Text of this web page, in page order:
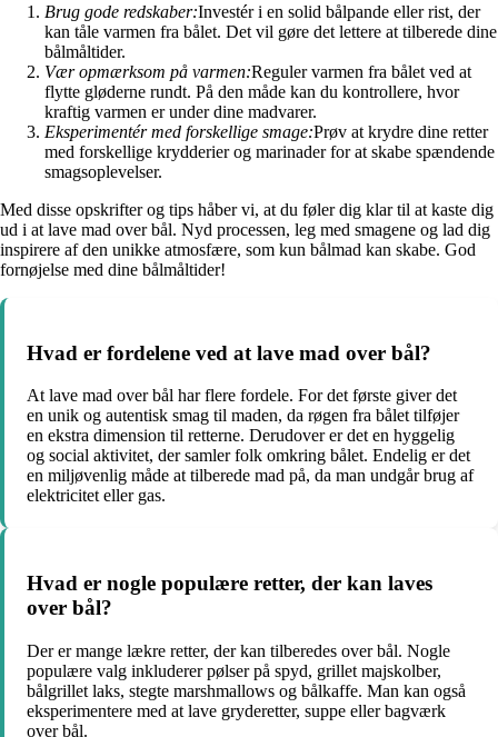
Brug gode redskaber:Investér i en solid bålpande eller rist, der
kan tåle varmen fra bålet. Det vil gøre det lettere at tilberede dine
bålmåltider.
Vær opmærksom på varmen:Reguler varmen fra bålet ved at
flytte gløderne rundt. På den måde kan du kontrollere, hvor
kraftig varmen er under dine madvarer.
Eksperimentér med forskellige smage:Prøv at krydre dine retter
med forskellige krydderier og marinader for at skabe spændende
smagsoplevelser.
Med disse opskrifter og tips håber vi, at du føler dig klar til at kaste dig
ud i at lave mad over bål. Nyd processen, leg med smagene og lad dig
inspirere af den unikke atmosfære, som kun bålmad kan skabe. God
fornøjelse med dine bålmåltider!
Hvad er fordelene ved at lave mad over bål?
At lave mad over bål har flere fordele. For det første giver det
en unik og autentisk smag til maden, da røgen fra bålet tilføjer
en ekstra dimension til retterne. Derudover er det en hyggelig
og social aktivitet, der samler folk omkring bålet. Endelig er det
en miljøvenlig måde at tilberede mad på, da man undgår brug af
elektricitet eller gas.
Hvad er nogle populære retter, der kan laves
over bål?
Der er mange lækre retter, der kan tilberedes over bål. Nogle
populære valg inkluderer pølser på spyd, grillet majskolber,
bålgrillet laks, stegte marshmallows og bålkaffe. Man kan også
eksperimentere med at lave gryderetter, suppe eller bagværk
over bål.